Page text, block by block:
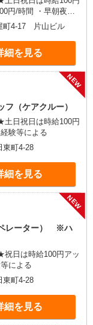
円/時間 ・早朝夜間
〜翌07:59の時間
深夜割増は別途支給
（時給）を支給 ・
※給与幅は資格・
町4-17 片山ビル
細を見る
NEW
（ケアクルー）
験等による
東町4-28
細を見る
NEW
レーター） ※ハ
による
東町4-28
細を見る